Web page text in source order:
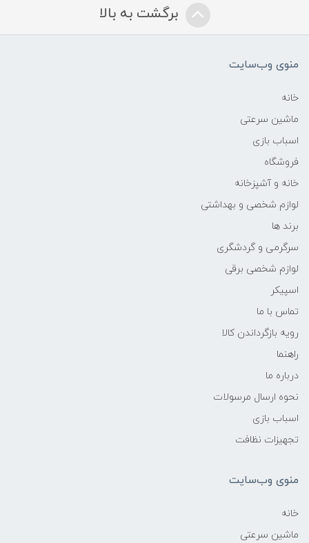
برگشت به بالا
منوی وب‌سایت
خانه
ماشین سرعتی
اسباب بازی
فروشگاه
خانه و آشپزخانه
لوازم شخصی و بهداشتی
برند ها
سرگرمی و گردشگری
لوازم شخصی برقی
اسپیکر
تماس با ما
رویه بازگرداندن کالا
راهنما
درباره ما
نحوه ارسال مرسولات
اسباب بازی
تجهیزات نظافت
منوی وب‌سایت
خانه
ماشین سرعتی